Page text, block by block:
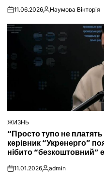
on11.06.2026Опубліковано
Наумова Вікторія
ОПУБЛІКУВАТИ
У
ЖИЗНЬ
“Просто тупо не
керівник “Укренерго”
нібито “безкоштовний”
on11.01.2026Опубліковано
admin